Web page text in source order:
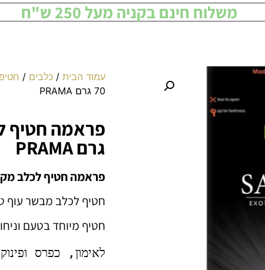
משלוח חינם בקניה מעל 250 ש"ח
עמוד הבית/ כלבים /
70 גרם PRAMA
גרם PRAMA
פראמה חטיף לכלב
חטיף לכלב מבשר עוף
חטיף מיוחד בטעם
לאימון, כפרס